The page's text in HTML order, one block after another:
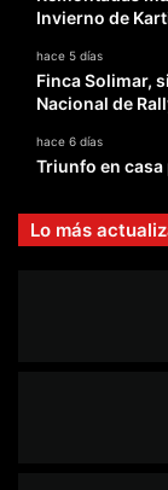
Invierno de
hace 5 días
Finca Solimar,
Nacional de
hace 6 días
Triunfo en casa
Lo más